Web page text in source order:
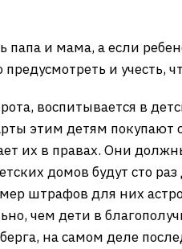
папа и мама, а если
и учесть,
воспитывается в
этим детям
их в правах. Они
домов будут сто
штрафов для них
чем дети в
на самом деле